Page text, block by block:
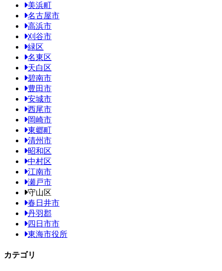
美浜町
名古屋市
高浜市
刈谷市
緑区
名東区
天白区
碧南市
豊田市
安城市
西尾市
岡崎市
東郷町
清州市
昭和区
中村区
江南市
瀬戸市
守山区
春日井市
丹羽郡
四日市市
東海市役所
カテゴリ